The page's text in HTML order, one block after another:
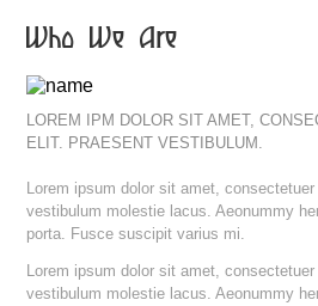
Who We Are
LOREM IPM DOLOR SIT AMET,
ELIT. PRAESENT VESTIBULUM.
Lorem ipsum dolor sit amet,
vestibulum molestie lacus. Aeonummy
porta. Fusce suscipit varius mi.
Lorem ipsum dolor sit amet,
vestibulum molestie lacus. Aeonummy